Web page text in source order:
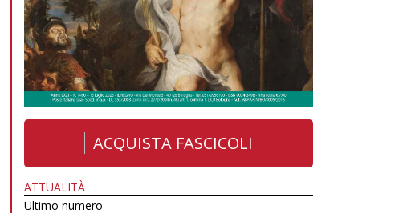
ACQUISTA FASCICOLI
ATTUALITÀ
Ultimo numero